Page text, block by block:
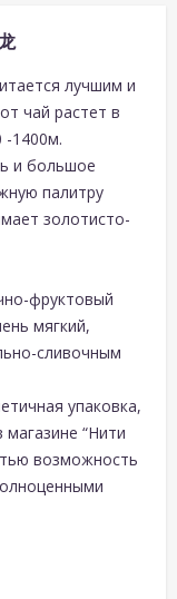
лучшим и
чай растет в
-1400м.
и большое
палитру
золотисто-
фруктовый
мягкий,
сливочным
упаковка,
“Нити
возможность